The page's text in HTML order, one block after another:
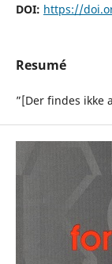
DOI: https://
Resumé
”[Der findes ikke